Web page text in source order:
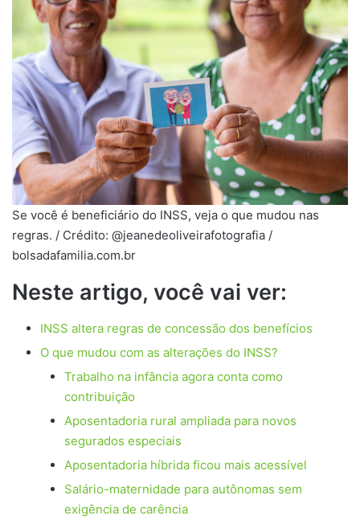
Se você é beneficiário do INSS, veja o que mudou nas
regras. / Crédito: @jeanedeoliveirafotografia /
bolsadafamilia.com.br
Neste artigo, você vai ver:
INSS altera regras de concessão dos benefícios
O que mudou com as alterações do INSS?
Trabalho na infância agora conta como
contribuição
Aposentadoria rural ampliada para novos
segurados especiais
Aposentadoria híbrida ficou mais acessível
Salário-maternidade para autônomas sem
exigência de carência